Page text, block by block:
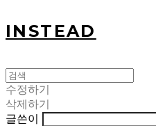
INSTEAD
수정하기
삭제하기
글쓴이